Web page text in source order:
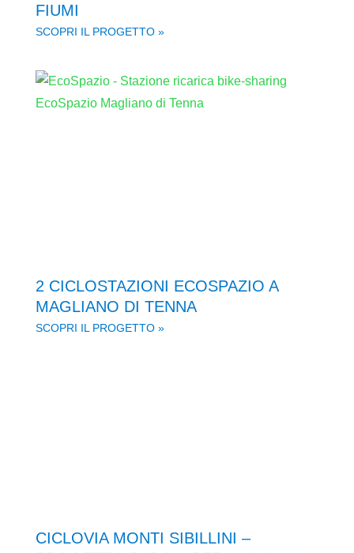
FIUMI
SCOPRI IL PROGETTO »
2 CICLOSTAZIONI ECOSPAZIO A
MAGLIANO DI TENNA
SCOPRI IL PROGETTO »
CICLOVIA MONTI SIBILLINI –